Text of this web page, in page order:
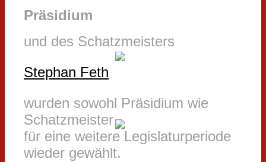
Präsidium
und des Schatzmeisters
Stephan Feth
wurden sowohl Präsidium wie
Schatzmeister
für eine weitere Legislaturperiode
wieder gewählt.